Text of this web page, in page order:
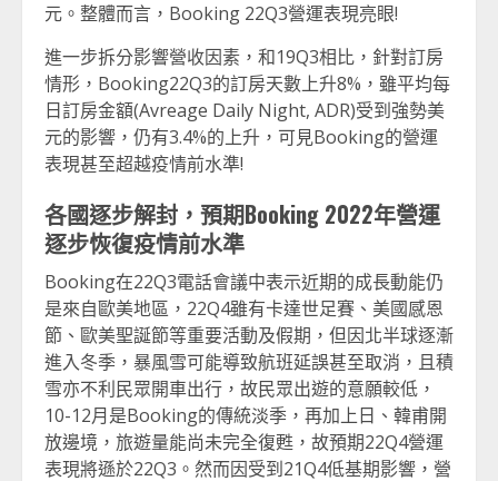
元。整體而言，Booking 22Q3營運表現亮眼!
進一步拆分影響營收因素，和19Q3相比，針對訂房
情形，Booking22Q3的訂房天數上升8%，雖平均每
日訂房金額(Avreage Daily Night, ADR)受到強勢美
元的影響，仍有3.4%的上升，可見Booking的營運
表現甚至超越疫情前水準!
各國逐步解封，預期Booking 2022年營運
逐步恢復疫情前水準
Booking在22Q3電話會議中表示近期的成長動能仍
是來自歐美地區，22Q4雖有卡達世足賽、美國感恩
節、歐美聖誕節等重要活動及假期，但因北半球逐漸
進入冬季，暴風雪可能導致航班延誤甚至取消，且積
雪亦不利民眾開車出行，故民眾出遊的意願較低，
10-12月是Booking的傳統淡季，再加上日、韓甫開
放邊境，旅遊量能尚未完全復甦，故預期22Q4營運
表現將遜於22Q3。然而因受到21Q4低基期影響，營